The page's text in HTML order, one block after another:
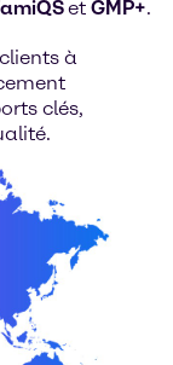
et GMP+.
à
clés,